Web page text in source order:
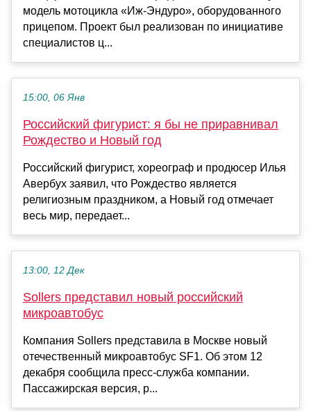
модель мотоцикла «Иж-Эндуро», оборудованного
прицепом. Проект был реализован по инициативе
специалистов ц...
15:00, 06 Янв
Российский фигурист: я бы не приравнивал
Рождество и Новый год
Российский фигурист, хореограф и продюсер Илья
Авербух заявил, что Рождество является
религиозным праздником, а Новый год отмечает
весь мир, передает...
13:00, 12 Дек
Sollers представил новый российский
микроавтобус
Компания Sollers представила в Москве новый
отечественный микроавтобус SF1. Об этом 12
декабря сообщила пресс-служба компании.
Пассажирская версия, р...